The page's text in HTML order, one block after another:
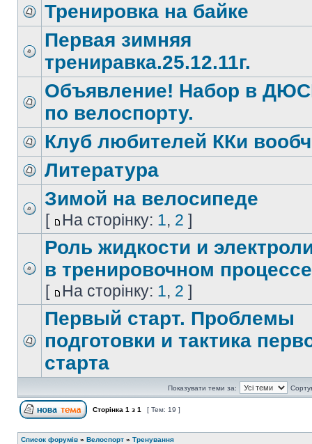
Тренировка на байке
Первая зимняя
трениравка.25.12.11г.
Объявление! Набор в
по велоспорту.
Клуб любителей ККи
Литература
Зимой на велосипеде
[ На сторінку: 1, 2 ]
Роль жидкости и
в тренировочном процессе
[ На сторінку: 1, 2 ]
Первый старт. Проблемы
подготовки и тактика
старта
Показувати теми за:
Сторінка 1 з 1 [ Тем: 19 ]
Список форумів » Велоспорт » Тренування